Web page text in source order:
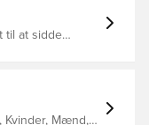
til at sidde
Kvinder, Mænd,